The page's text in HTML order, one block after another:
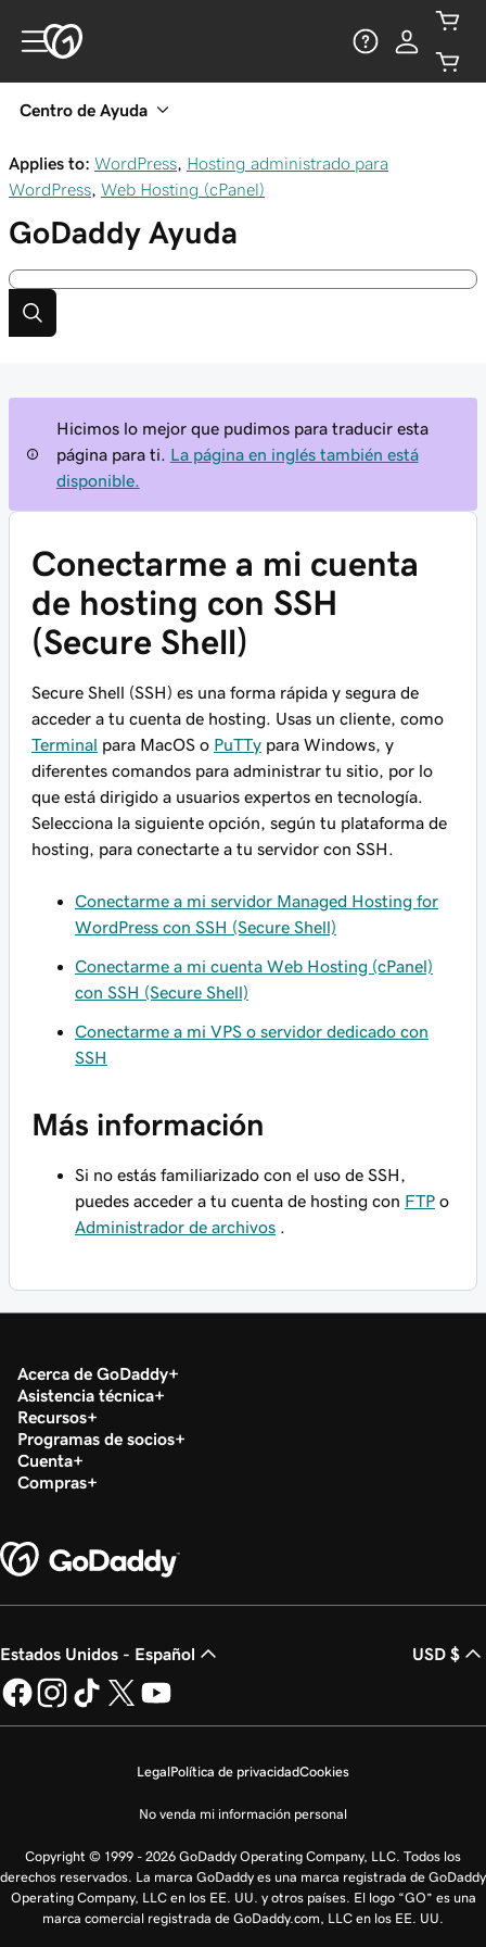
Centro de Ayuda
Applies to: WordPress
Hosting administrado para
WordPress Web Hosting (cPanel)
GoDaddy Ayuda
Hicimos lo mejor que pudimos para traducir esta
página para ti.
La página en inglés también está
disponible.
Conectarme a mi cuenta
de hosting con SSH
(Secure Shell)
Secure Shell (SSH) es una forma rápida y segura de
acceder a tu cuenta de hosting. Usas un cliente, como
Terminal para MacOS o PuTTy para Windows, y
diferentes comandos para administrar tu sitio, por lo
que está dirigido a usuarios expertos en tecnología.
Selecciona la siguiente opción, según tu plataforma de
hosting, para conectarte a tu servidor con SSH.
Conectarme a mi servidor Managed Hosting for
WordPress con SSH (Secure Shell)
Conectarme a mi cuenta Web Hosting (cPanel)
con SSH (Secure Shell)
Conectarme a mi VPS o servidor dedicado con
SSH
Más información
Si no estás familiarizado con el uso de SSH,
puedes acceder a tu cuenta de hosting con FTP o
Administrador de archivos
Acerca de GoDaddy
Asistencia técnica
Recursos
Programas de socios
Cuenta
Compras
Estados Unidos - Español USD $
LegalPolítica de privacidadCookies
No venda mi información personal
Copyright © 1999 - 2026 GoDaddy Operating Company, LLC. Todos los
derechos reservados. La marca GoDaddy es una marca registrada de GoDaddy
Operating Company, LLC en los EE. UU. y otros países. El logo “GO” es una
marca comercial registrada de GoDaddy.com, LLC en los EE. UU.